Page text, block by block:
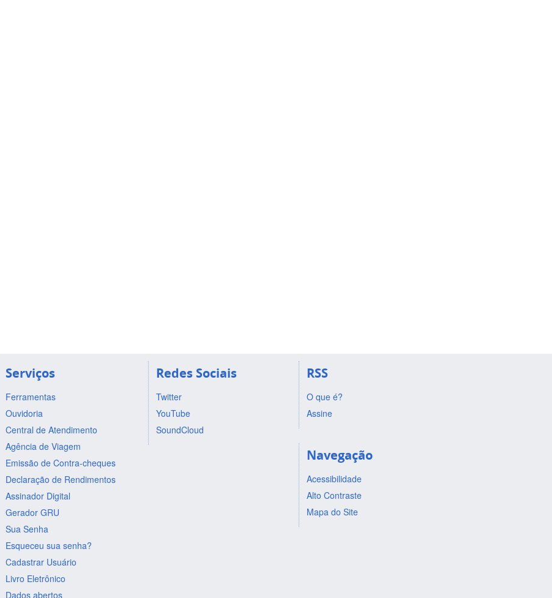
Serviços
Ferramentas
Ouvidoria
Central de Atendimento
Agência de Viagem
Emissão de Contra-cheques
Declaração de Rendimentos
Assinador Digital
Gerador GRU
Sua Senha
Esqueceu sua senha?
Cadastrar Usuário
Livro Eletrônico
Dados abertos
Redes Sociais
Twitter
YouTube
SoundCloud
RSS
O que é?
Assine
Navegação
Acessibilidade
Alto Contraste
Mapa do Site